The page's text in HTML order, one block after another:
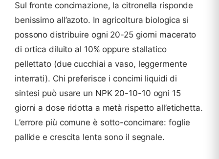
Sul fronte concimazione, la citronella risponde
benissimo all’azoto. In agricoltura biologica si
possono distribuire ogni 20-25 giorni macerato
di ortica diluito al 10% oppure stallatico
pellettato (due cucchiai a vaso, leggermente
interrati). Chi preferisce i concimi liquidi di
sintesi può usare un NPK 20-10-10 ogni 15
giorni a dose ridotta a metà rispetto all’etichetta.
L’errore più comune è sotto-concimare: foglie
pallide e crescita lenta sono il segnale.